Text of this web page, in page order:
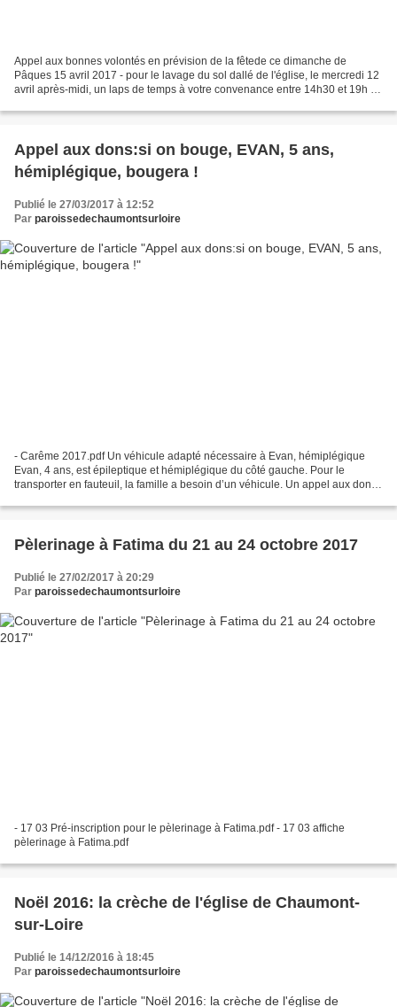
Appel aux bonnes volontés en prévision de la fêtede ce dimanche de
Pâques 15 avril 2017 - pour le lavage du sol dallé de l'église, le mercredi 12
avril après-midi, un laps de temps à votre convenance entre 14h30 et 19h -
Appel aux dons:si on bouge, EVAN, 5 ans,
hémiplégique, bougera !
Publié le 27/03/2017 à 12:52
Par paroissedechaumontsurloire
- Carême 2017.pdf Un véhicule adapté nécessaire à Evan, hémiplégique
Evan, 4 ans, est épileptique et hémiplégique du côté gauche. Pour le
transporter en fauteuil, la famille a besoin d’un véhicule. Un appel aux dons
Pèlerinage à Fatima du 21 au 24 octobre 2017
Publié le 27/02/2017 à 20:29
Par paroissedechaumontsurloire
- 17 03 Pré-inscription pour le pèlerinage à Fatima.pdf - 17 03 affiche
pèlerinage à Fatima.pdf
Noël 2016: la crèche de l'église de Chaumont-
sur-Loire
Publié le 14/12/2016 à 18:45
Par paroissedechaumontsurloire